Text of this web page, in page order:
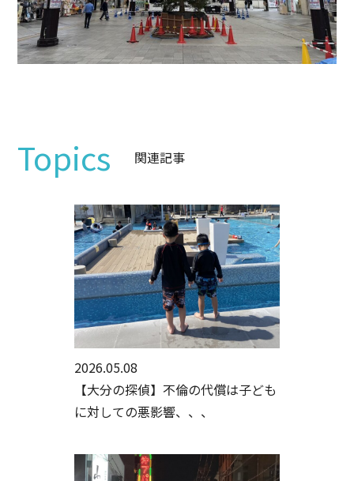
Topics 関連記事
2026.05.08
【大分の探偵】不倫の代償は子ども
に対しての悪影響、、、